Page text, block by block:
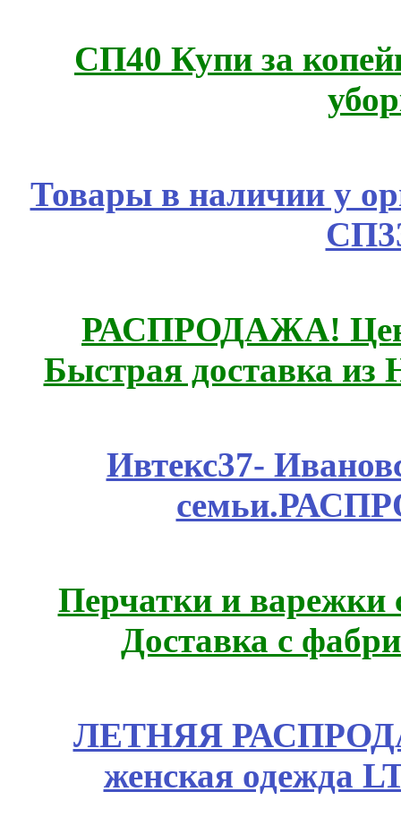
СП40 Купи за
Товары в наличии у
РАСПРОДАЖА!
Быстрая доставка из
Ивтекс37-
Перчатки и варежки
Доставка с
ЛЕТНЯЯ
женская одежда